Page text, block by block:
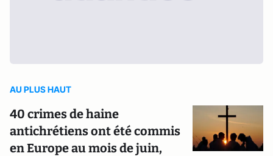
AU PLUS HAUT
40 crimes de haine
antichrétiens ont été commis
en Europe au mois de juin,